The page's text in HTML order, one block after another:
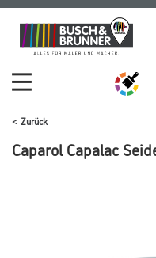
Zum
Inhalt
Zum
Navigationsmenü
Zurück
Caparol Capalac